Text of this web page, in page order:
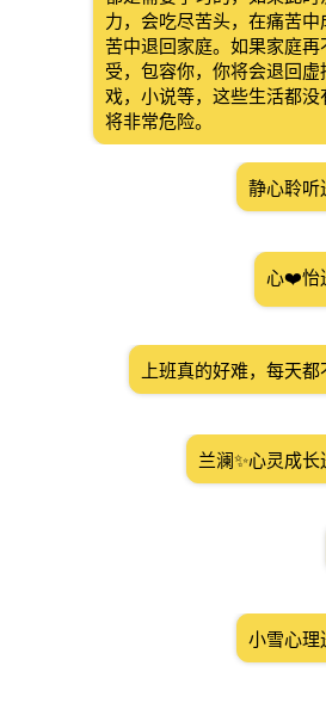
力，会吃尽苦头，在痛苦
苦中退回家庭。如果家庭
受，包容你，你将会退回
戏，小说等，这些生活都
将非常危险。
静心聆听
心❤️怡
上班真的好难，每天
兰澜✨心灵成
小雪心理